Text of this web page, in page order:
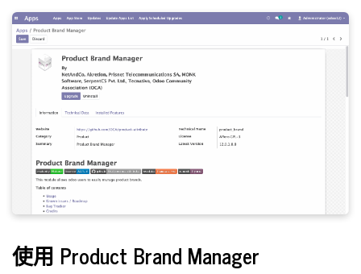
使用 Product Brand Manager